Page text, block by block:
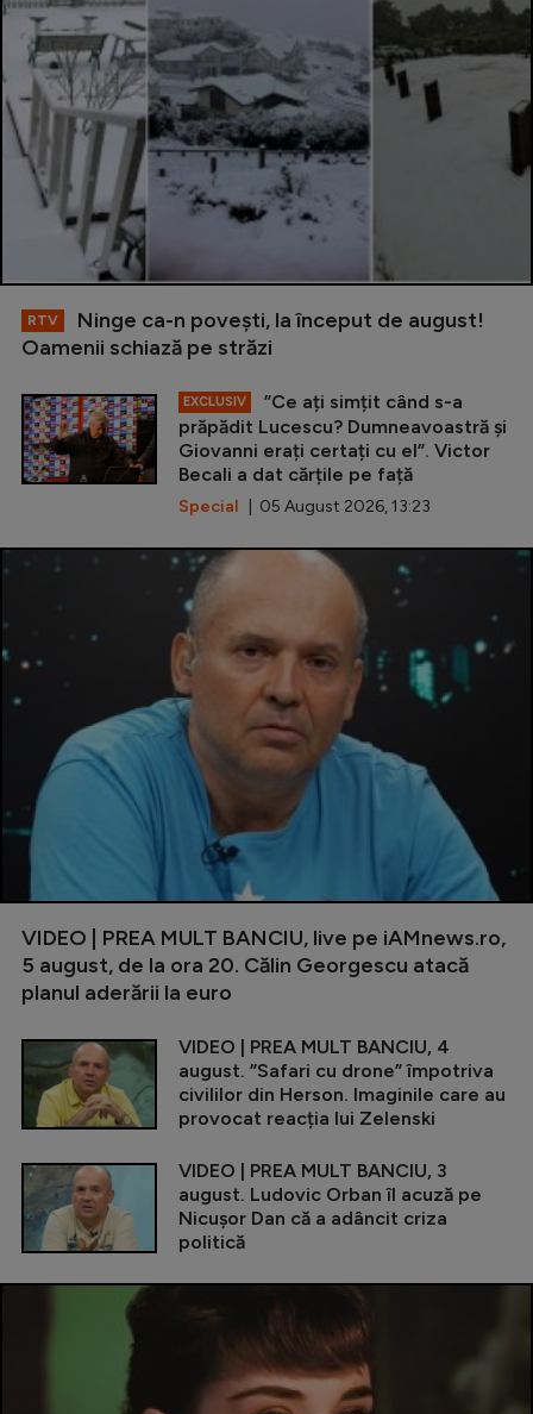
RTV
Ninge ca-n povești, la început de august!
Oamenii schiază pe străzi
EXCLUSIV
”Ce ați simțit când s-a
prăpădit Lucescu? Dumneavoastră și
Giovanni erați certați cu el”. Victor
Becali a dat cărțile pe față
Special | 05 August 2026, 13:23
VIDEO | PREA MULT BANCIU, live pe iAMnews.ro,
5 august, de la ora 20. Călin Georgescu atacă
planul aderării la euro
VIDEO | PREA MULT BANCIU, 4
august. ”Safari cu drone” împotriva
civililor din Herson. Imaginile care au
provocat reacția lui Zelenski
VIDEO | PREA MULT BANCIU, 3
august. Ludovic Orban îl acuză pe
Nicușor Dan că a adâncit criza
politică